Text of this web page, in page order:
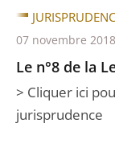
Le n°8 de la
> Cliquer ici
jurisprudence
07 novembre 2018